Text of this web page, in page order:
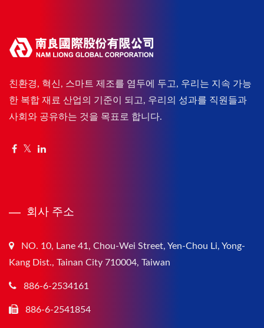
친환경, 혁신, 스마트 제조를 염두에 두고, 우리는 지속 가능
한 복합 재료 산업의 기준이 되고, 우리의 성과를 직원들과
사회와 공유하는 것을 목표로 합니다.
회사 주소
NO. 10, Lane 41, Chou-Wei Street, Yen-Chou Li, Yong-
Kang Dist., Tainan City 710004, Taiwan
886-6-2534161
886-6-2541854